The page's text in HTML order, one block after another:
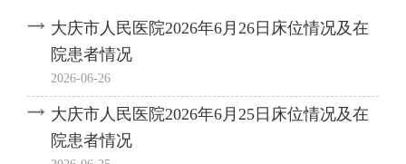
大庆市人民医院2026年6月26日床位情况及在
院患者情况
2026-06-26
大庆市人民医院2026年6月25日床位情况及在
院患者情况